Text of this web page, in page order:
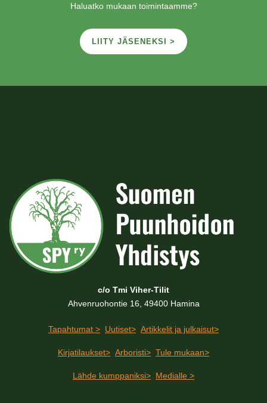
Haluatko mukaan toimintaamme?
LIITY JÄSENEKSI >
c/o Tmi Viher-Tilit
Ahvenruohontie 16, 49400 Hamina
Tapahtumat > Uutiset> Artikkelit ja julkaisut>
Kirjatilaukset> Arboristi> Tule mukaan>
Lähde kumppaniksi> Medialle >